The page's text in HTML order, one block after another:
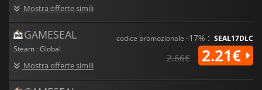
Mostra offerte simili
GAMESEAL
Steam · Global
Mostra offerte simili
codice promozionale -17% : SEAL17DLC
2.66€ 2.21€